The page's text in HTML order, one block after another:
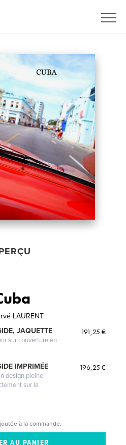
LAURENT
JAQUETTE
sur couverture en
191,25 €
IMPRIMÉE
design pleine
sur la
196,25 €
à la commande.